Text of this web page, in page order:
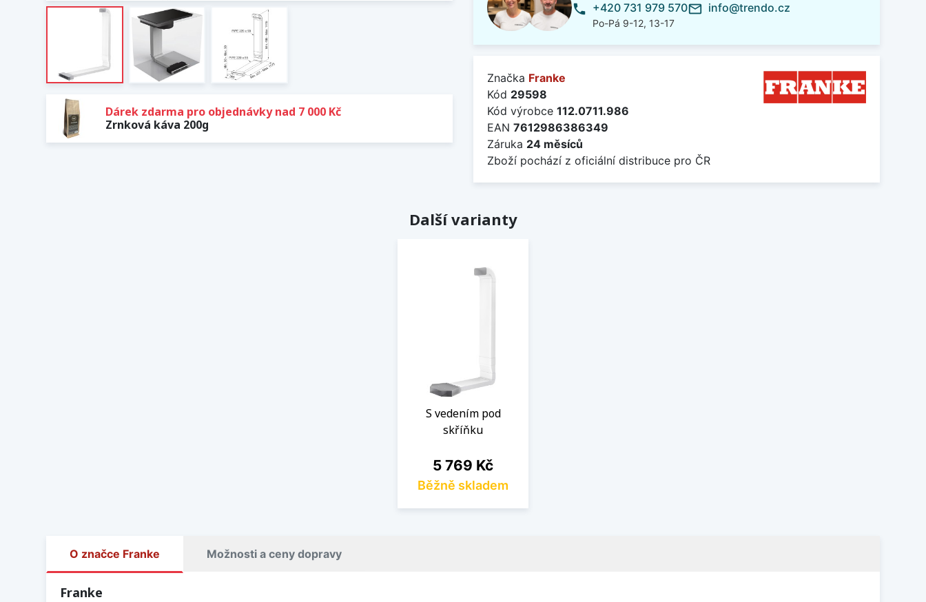
Dárek zdarma pro objednávky nad 7 000 Kč
Zrnková káva 200g
phone +420 731 979 570
Po-Pá 9-12, 13-17
mail_outline info@trendo.cz
Značka Franke
Kód 29598
Kód výrobce 112.0711.986
EAN 7612986386349
Záruka 24 měsíců
Zboží pochází z oficiální distribuce pro ČR
Další varianty
S vedením pod
skříňku
Cena
5 769 Kč
Běžně skladem
O značce Franke Možnosti a ceny dopravy
Franke